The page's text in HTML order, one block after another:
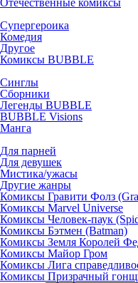
Отечественные комиксы
Супергероика
Комедия
Другое
Комиксы BUBBLE
Синглы
Сборники
Легенды BUBBLE
BUBBLE Visions
Манга
Для парней
Для девушек
Мистика/ужасы
Другие жанры
Комиксы Гравити Фолз
Комиксы Marvel Universe
Комиксы Человек-паук
Комиксы Бэтмен (Batman)
Комиксы Земля Королей
Комиксы Майор Гром
Комиксы Лига
Комиксы Призрачный